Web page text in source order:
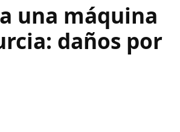
una máquina
daños por